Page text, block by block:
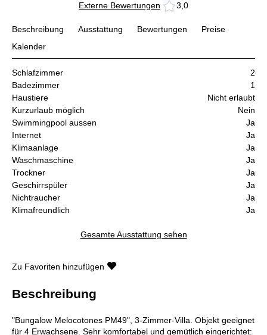
Externe Bewertungen 3,0
Beschreibung Ausstattung Bewertungen
Preise
Kalender
Schlafzimmer
2
Badezimmer
1
Haustiere
Nicht erlaubt
Kurzurlaub möglich
Nein
Swimmingpool aussen
Ja
Internet
Ja
Klimaanlage
Ja
Waschmaschine
Ja
Trockner
Ja
Geschirrspüler
Ja
Nichtraucher
Ja
Klimafreundlich
Ja
Gesamte Ausstattung sehen
Zu Favoriten hinzufügen
Beschreibung
"Bungalow Melocotones PM49", 3-Zimmer-Villa. Objekt geeignet
für 4 Erwachsene. Sehr komfortabel und gemütlich eingerichtet: